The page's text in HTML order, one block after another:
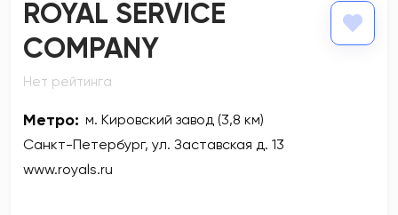
ROYAL SERVICE
COMPANY
Нет рейтинга
Метро: м. Кировский завод (3,8 км)
Санкт-Петербург, ул. Заставская д. 13
www.royals.ru